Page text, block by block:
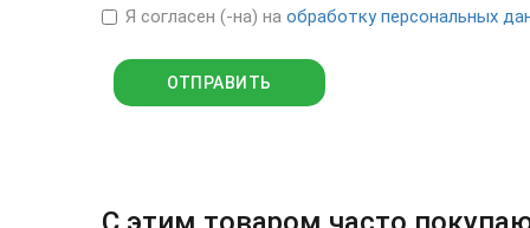
Я согласен (-на) на обработку персональных